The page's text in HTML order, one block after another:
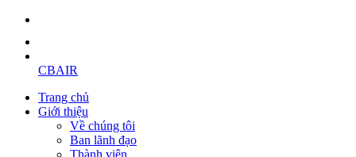
CBAIR
Trang chủ
Giới thiệu
Về chúng tôi
Ban lãnh đạo
Thành viên